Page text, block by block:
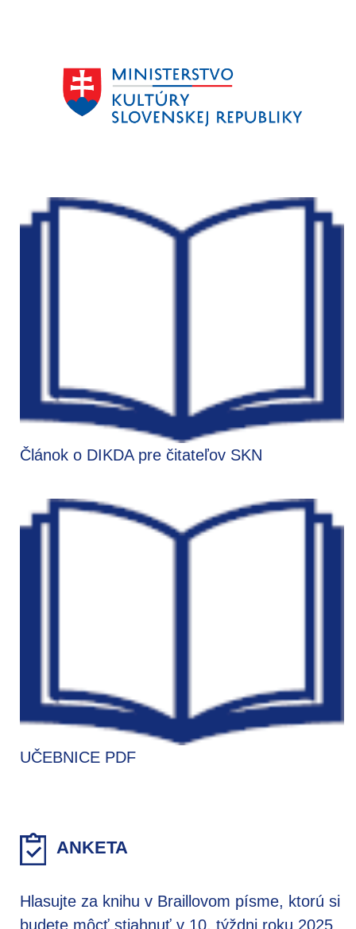
Článok o DIKDA pre čitateľov SKN
UČEBNICE PDF
ANKETA
Hlasujte za knihu v Braillovom písme, ktorú si
budete môcť stiahnuť v 10. týždni roku 2025